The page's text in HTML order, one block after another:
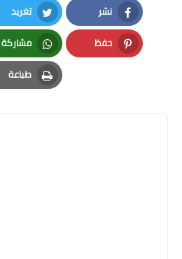
نشر
Facebook
تغريد
Twitter
حفظ
Pinterest
مشاركة
Whatsapp
طباعة
Print